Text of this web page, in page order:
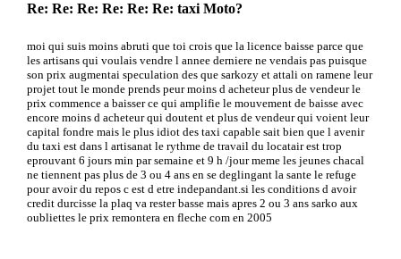
Re: Re: Re: Re: Re: Re: taxi Moto?
moi qui suis moins abruti que toi crois que la licence baisse parce que
les artisans qui voulais vendre l annee derniere ne vendais pas puisque
son prix augmentai speculation des que sarkozy et attali on ramene leur
projet tout le monde prends peur moins d acheteur plus de vendeur le
prix commence a baisser ce qui amplifie le mouvement de baisse avec
encore moins d acheteur qui doutent et plus de vendeur qui voient leur
capital fondre mais le plus idiot des taxi capable sait bien que l avenir
du taxi est dans l artisanat le rythme de travail du locatair est trop
eprouvant 6 jours min par semaine et 9 h /jour meme les jeunes chacal
ne tiennent pas plus de 3 ou 4 ans en se deglingant la sante le refuge
pour avoir du repos c est d etre indepandant.si les conditions d avoir
credit durcisse la plaq va rester basse mais apres 2 ou 3 ans sarko aux
oubliettes le prix remontera en fleche com en 2005